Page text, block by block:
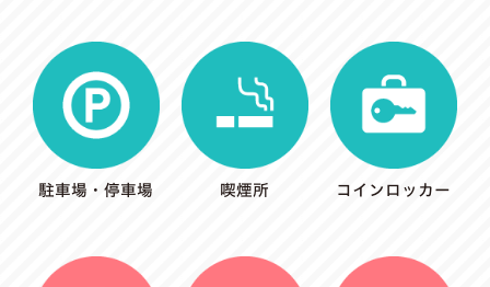
駐車場・停車場 喫煙所 コインロッカー